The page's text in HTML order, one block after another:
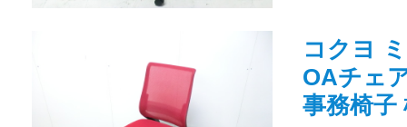
コクヨ
OAチェ
事務椅子